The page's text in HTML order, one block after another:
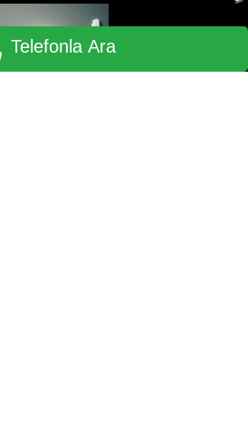
Telefonla Ara